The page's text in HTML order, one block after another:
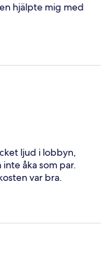
hjälpte mig med
ljud i lobbyn,
åka som par.
var bra.